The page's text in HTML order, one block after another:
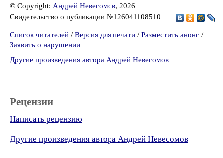
© Copyright: Андрей Невесомов, 2026
Свидетельство о публикации №126041108510
Список читателей / Версия для печати / Разместить анонс /
Заявить о нарушении
Другие произведения автора Андрей Невесомов
Рецензии
Написать рецензию
Другие произведения автора Андрей Невесомов